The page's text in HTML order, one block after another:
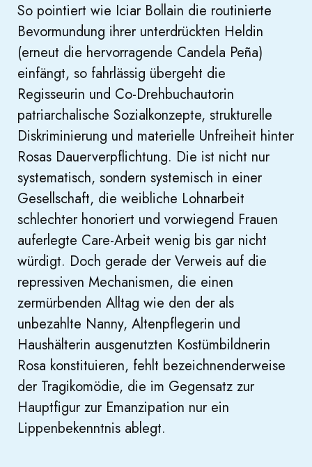
So pointiert wie Iciar Bollain die routinierte
Bevormundung ihrer unterdrückten Heldin
(erneut die hervorragende Candela Peña)
einfängt, so fahrlässig übergeht die
Regisseurin und Co-Drehbuchautorin
patriarchalische Sozialkonzepte, strukturelle
Diskriminierung und materielle Unfreiheit hinter
Rosas Dauerverpflichtung. Die ist nicht nur
systematisch, sondern systemisch in einer
Gesellschaft, die weibliche Lohnarbeit
schlechter honoriert und vorwiegend Frauen
auferlegte Care-Arbeit wenig bis gar nicht
würdigt. Doch gerade der Verweis auf die
repressiven Mechanismen, die einen
zermürbenden Alltag wie den der als
unbezahlte Nanny, Altenpflegerin und
Haushälterin ausgenutzten Kostümbildnerin
Rosa konstituieren, fehlt bezeichnenderweise
der Tragikomödie, die im Gegensatz zur
Hauptfigur zur Emanzipation nur ein
Lippenbekenntnis ablegt.